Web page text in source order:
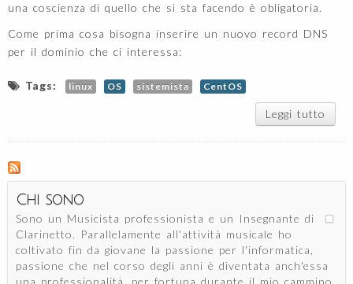
una coscienza di quello che si sta facendo è obligatoria.
Come prima cosa bisogna inserire un nuovo record DNS
per il dominio che ci interessa:
Tags: linux OS sistemista CentOS
Leggi tutto
Chi sono
Sono un Musicista professionista e un Insegnante di
Clarinetto. Parallelamente all'attività musicale ho
coltivato fin da giovane la passione per l'informatica,
passione che nel corso degli anni è diventata anch'essa
una professionalità, per fortuna durante il mio cammino